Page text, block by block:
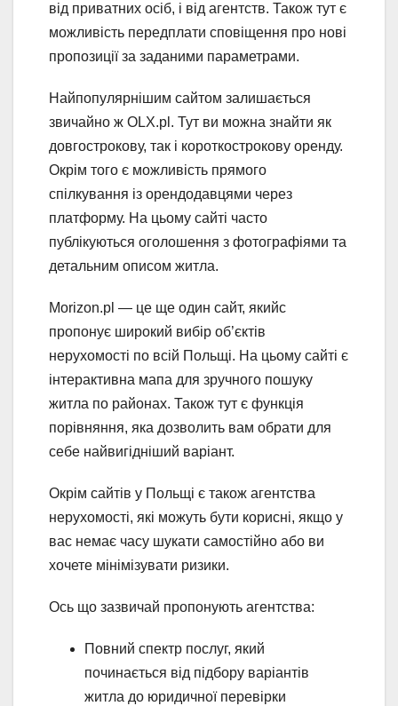
від приватних осіб, і від агентств. Також тут є
можливість передплати сповіщення про нові
пропозиції за заданими параметрами.
Найпопулярнішим сайтом залишається
звичайно ж OLX.pl. Тут ви можна знайти як
довгострокову, так і короткострокову оренду.
Окрім того є можливість прямого
спілкування із орендодавцями через
платформу. На цьому сайті часто
публікуються оголошення з фотографіями та
детальним описом житла.
Morizon.pl — це ще один сайт, якийс
пропонує широкий вибір об’єктів
нерухомості по всій Польщі. На цьому сайті є
інтерактивна мапа для зручного пошуку
житла по районах. Також тут є функція
порівняння, яка дозволить вам обрати для
себе найвигідніший варіант.
Окрім сайтів у Польщі є також агентства
нерухомості, які можуть бути корисні, якщо у
вас немає часу шукати самостійно або ви
хочете мінімізувати ризики.
Ось що зазвичай пропонують агентства:
Повний спектр послуг, який
починається від підбору варіантів
житла до юридичної перевірки